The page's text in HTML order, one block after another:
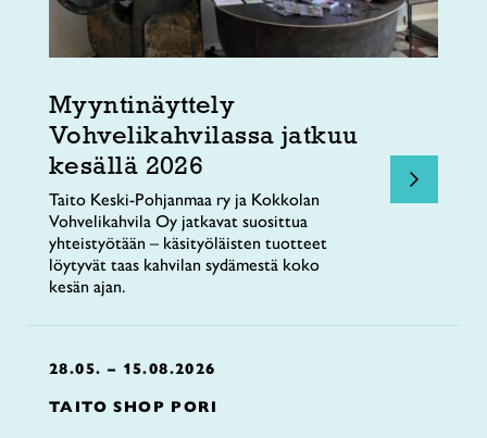
Myyntinäyttely
Vohvelikahvilassa jatkuu
kesällä 2026
Taito Keski-Pohjanmaa ry ja Kokkolan
Vohvelikahvila Oy jatkavat suosittua
yhteistyötään – käsityöläisten tuotteet
löytyvät taas kahvilan sydämestä koko
kesän ajan.
28.05. – 15.08.2026
TAITO SHOP PORI